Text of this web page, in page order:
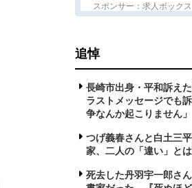
スポンサー：求人ボックス
追悼
長崎市出身・平和訴え
ラストメッセージでも
争なんか起こりません」
つげ義春さんと白土三
家、二人の「違い」とは
死去した丹羽宇一郎さ